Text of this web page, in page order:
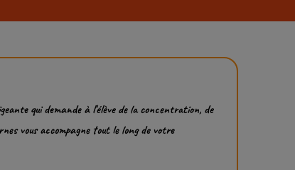
qui demande à l'élève de la concentration, de
vous accompagne tout le long de votre